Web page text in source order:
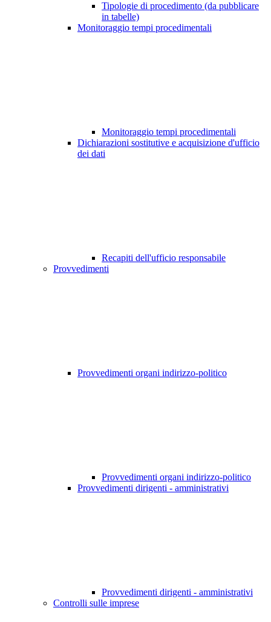
Tipologie di procedimento (da pubblicare
in tabelle)
Monitoraggio tempi procedimentali
Monitoraggio tempi procedimentali
Dichiarazioni sostitutive e acquisizione d'ufficio
dei dati
Recapiti dell'ufficio responsabile
Provvedimenti
Provvedimenti organi indirizzo-politico
Provvedimenti organi indirizzo-politico
Provvedimenti dirigenti - amministrativi
Provvedimenti dirigenti - amministrativi
Controlli sulle imprese